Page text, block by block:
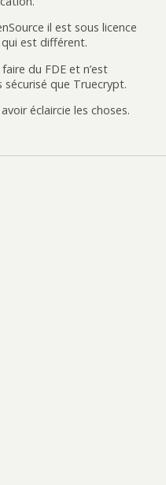
il est sous licence
est différent.
du FDE et n’est
que Truecrypt.
éclaircie les choses.